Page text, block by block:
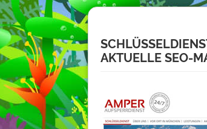
AKTUELLE SEO-